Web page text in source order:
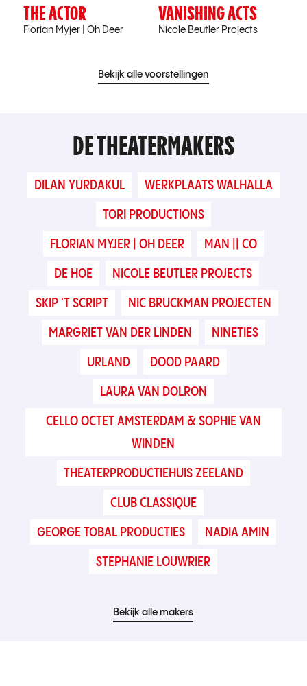
THE ACTOR
Florian Myjer | Oh Deer
VANISHING ACTS
Nicole Beutler Projects
Bekijk alle voorstellingen
DE THEATERMAKERS
DILAN YURDAKUL
WERKPLAATS WALHALLA
TORI PRODUCTIONS
FLORIAN MYJER | OH DEER
MAN || CO
DE HOE
NICOLE BEUTLER PROJECTS
SKIP 'T SCRIPT
NIC BRUCKMAN PROJECTEN
MARGRIET VAN DER LINDEN
NINETIES
URLAND
DOOD PAARD
LAURA VAN DOLRON
CELLO OCTET AMSTERDAM & SOPHIE VAN
WINDEN
THEATERPRODUCTIEHUIS ZEELAND
CLUB CLASSIQUE
GEORGE TOBAL PRODUCTIES
NADIA AMIN
STEPHANIE LOUWRIER
Bekijk alle makers